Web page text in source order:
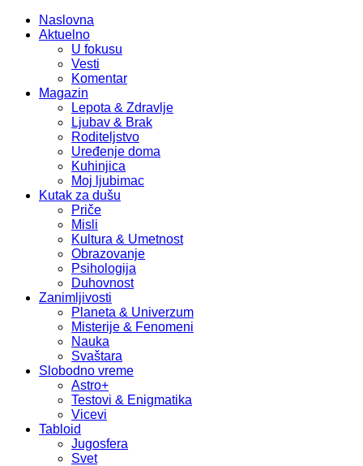
Naslovna
Aktuelno
U fokusu
Vesti
Komentar
Magazin
Lepota & Zdravlje
Ljubav & Brak
Roditeljstvo
Uređenje doma
Kuhinjica
Moj ljubimac
Kutak za dušu
Priče
Misli
Kultura & Umetnost
Obrazovanje
Psihologija
Duhovnost
Zanimljivosti
Planeta & Univerzum
Misterije & Fenomeni
Nauka
Svaštara
Slobodno vreme
Astro+
Testovi & Enigmatika
Vicevi
Tabloid
Jugosfera
Svet